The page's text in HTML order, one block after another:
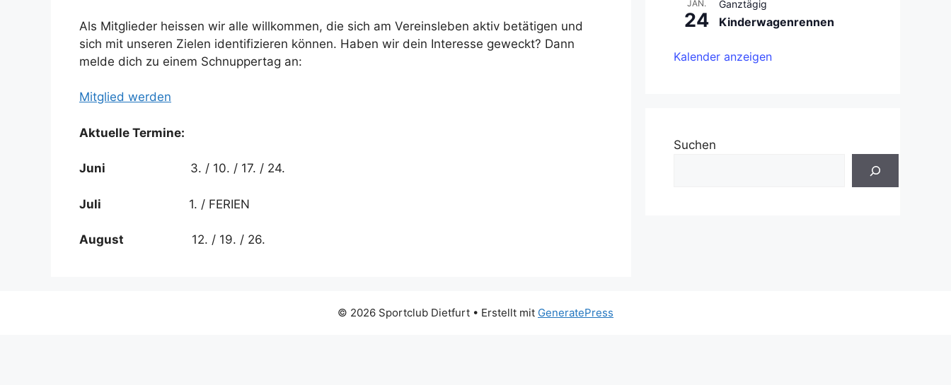
Als Mitglieder heissen wir alle willkommen, die sich am Vereinsleben aktiv betätigen und
sich mit unseren Zielen identifizieren können. Haben wir dein Interesse geweckt? Dann
melde dich zu einem Schnuppertag an:
Mitglied werden
Aktuelle Termine:
Juni 3. / 10. / 17. / 24.
Juli 1. / FERIEN
August 12. / 19. / 26.
JAN.
24
Ganztägig
Kinderwagenrennen
Kalender anzeigen
Suchen
© 2026 Sportclub Dietfurt • Erstellt mit GeneratePress